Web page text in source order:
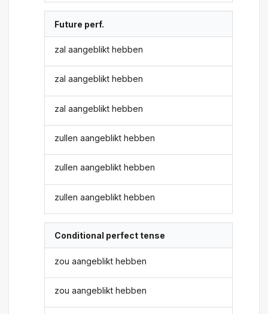
Future perf.
zal aangeblikt hebben
zal aangeblikt hebben
zal aangeblikt hebben
zullen aangeblikt hebben
zullen aangeblikt hebben
zullen aangeblikt hebben
Conditional perfect tense
zou aangeblikt hebben
zou aangeblikt hebben